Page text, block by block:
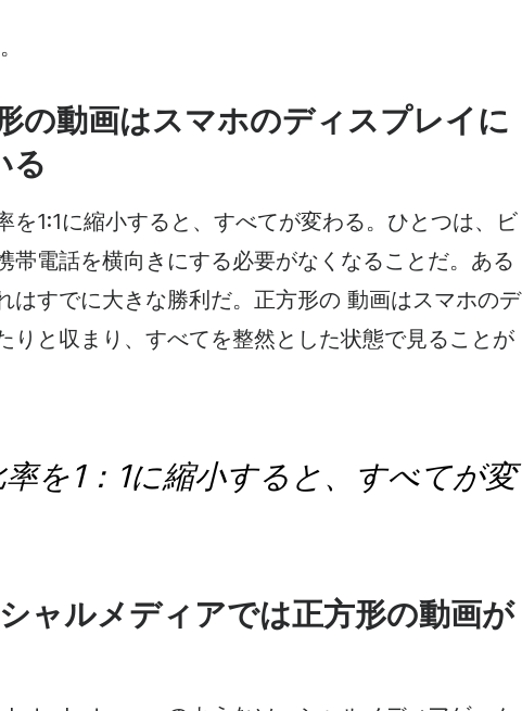
の動画はスマホのディスプレイに
る
を1:1に縮小すると、すべてが変わる。ひとつは、
ビ
帯電話を横向きにする必要がなくなることだ。ある
はすでに大きな勝利だ。 正方形の 動画はスマホのデ
りと収まり、すべてを整然とした状態で見ることが
を1：1に縮小すると、すべてが変
ャルメディアでは正方形の動画が